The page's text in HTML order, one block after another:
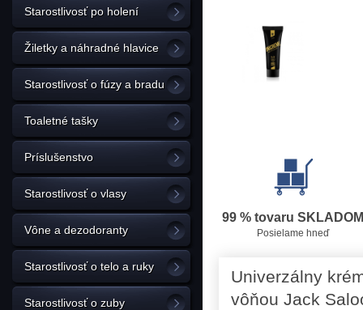
Starostlivosť po holení
Žiletky a náhradné hlavice
Starostlivosť o fúzy a bradu
Toaletné tašky
Príslušenstvo
Starostlivosť o vlasy
Vône a dezodoranty
Starostlivosť o telo a ruky
Starostlivosť o zuby
99 % tovaru SKLADOM
Posielame hneď
Univerzálny
vôňou Jack